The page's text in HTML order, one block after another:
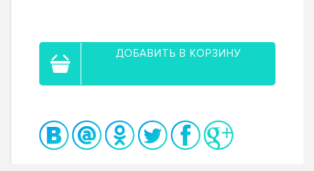
ДОБАВИТЬ В КОРЗИНУ